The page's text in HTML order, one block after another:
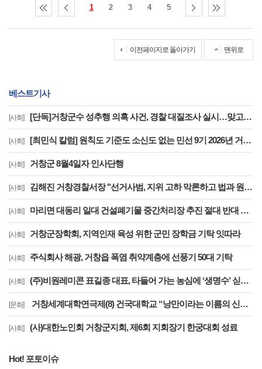
1 2 3 4 5
이전페이지로 돌아가기 맨위로
베스트기사
[사회] [단독]거창군수 성추행 의혹 사건, 경찰 대질조사 실시…맞고소 속 수사 본격화
[사회] [최민식 칼럼] 원칙도 기준도 소신도 없는 민선 9기 2026년 거창군청 하반기 정기인사
[사회] 거창군 8월4일자 인사단행
[사회] 김해진 거창경찰서장 "선거사범, 지위 고하 막론하고 법과 원칙 따라 엄정 수사"
[사회] 마리면 대동리 일대 건설폐기물 중간처리장 추진 절대 반대 기자 회견 및 집회
[사회] 거창군장학회, 지역인재 육성 위한 군민 장학금 기탁 잇따라
[사회] 주식회사 해광, 거창읍 폭염 취약계층에 선풍기 50대 기탁
[사회] (주)비원레미콘 표길종 대표, 타들어 가는 농심에 ‘생명수’ 싣고 달렸다
[문화] 거창세계대학연극제(8) 건국대학교 “낭만이라는 이름의 신기루”
[사회] (사)대한노인회 거창군지회, 제6회 지회장기 한궁대회 성료
Hot! 포토이슈